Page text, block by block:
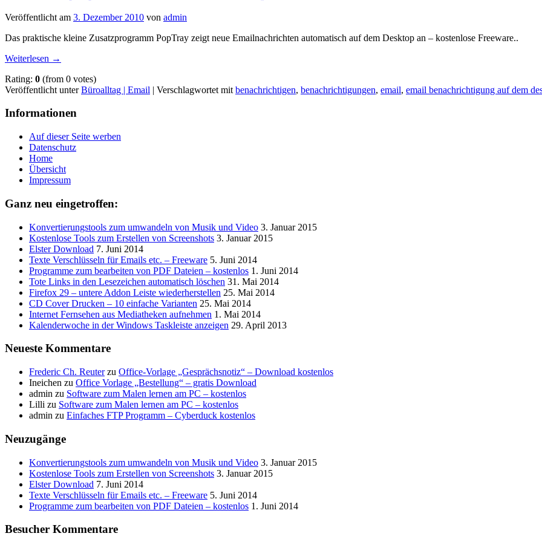
Veröffentlicht am 3. Dezember 2010 von admin
Das praktische kleine Zusatzprogramm PopTray zeigt neue Emailnachrichten automatisch auf dem Desktop an – kostenlose Freeware..
Weiterlesen →
Rating: 0 (from 0 votes)
Veröffentlicht unter Büroalltag | Email | Verschlagwortet mit benachrichtigen, benachrichtigungen, email, email benachrichtigung auf dem
Informationen
Auf dieser Seite werben
Datenschutz
Home
Übersicht
Impressum
Ganz neu eingetroffen:
Konvertierungstools zum umwandeln von Musik und Video 3. Januar 2015
Kostenlose Tools zum Erstellen von Screenshots 3. Januar 2015
Elster Download 7. Juni 2014
Texte Verschlüsseln für Emails etc. – Freeware 5. Juni 2014
Programme zum bearbeiten von PDF Dateien – kostenlos 1. Juni 2014
Tote Links in den Lesezeichen automatisch löschen 31. Mai 2014
Firefox 29 – untere Addon Leiste wiederherstellen 25. Mai 2014
CD Cover Drucken – 10 einfache Varianten 25. Mai 2014
Internet Fernsehen aus Mediatheken aufnehmen 1. Mai 2014
Kalenderwoche in der Windows Taskleiste anzeigen 29. April 2013
Neueste Kommentare
Frederic Ch. Reuterzu Office-Vorlage „Gesprächsnotiz“ – Download kostenlos
Ineichen zu Office Vorlage „Bestellung“ – gratis Download
admin zu Software zum Malen lernen am PC – kostenlos
Lilli zu Software zum Malen lernen am PC – kostenlos
admin zu Einfaches FTP Programm – Cyberduck kostenlos
Neuzugänge
Konvertierungstools zum umwandeln von Musik und Video 3. Januar 2015
Kostenlose Tools zum Erstellen von Screenshots 3. Januar 2015
Elster Download 7. Juni 2014
Texte Verschlüsseln für Emails etc. – Freeware 5. Juni 2014
Programme zum bearbeiten von PDF Dateien – kostenlos 1. Juni 2014
Besucher Kommentare